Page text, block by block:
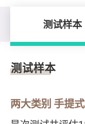
测试样本
测试样本
测试样本
两大类别 手提